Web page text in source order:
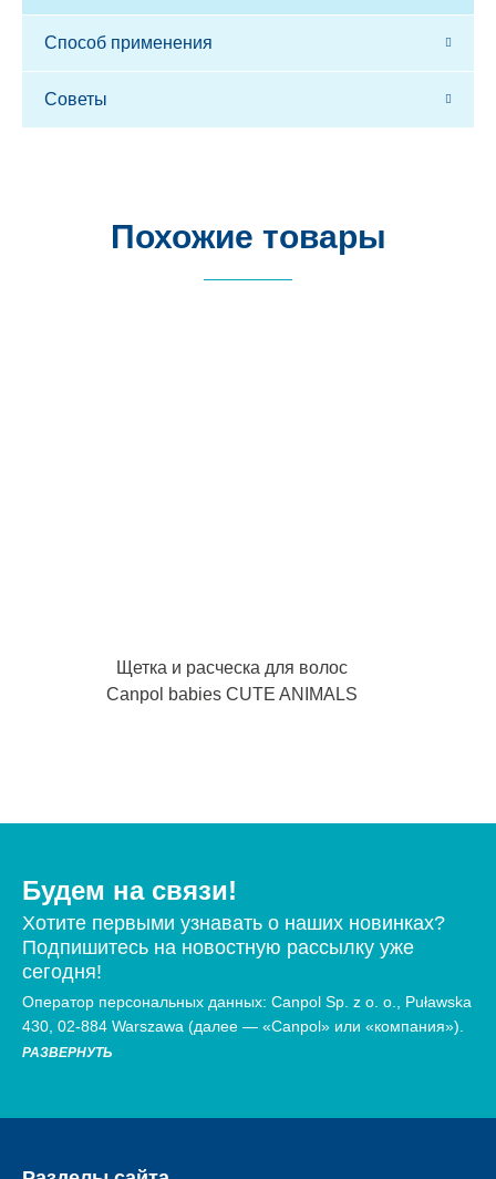
Способ применения
Советы
Похожие товары
Щетка и расческа для волос
Canpol babies CUTE ANIMALS
Будем на связи!
Хотите первыми узнавать о наших новинках?
Подпишитесь на новостную рассылку уже
сегодня!
Оператор персональных данных: Canpol Sp. z o. o., Puławska
430, 02-884 Warszawa (далее — «Canpol» или «компания»).
РАЗВЕРНУТЬ